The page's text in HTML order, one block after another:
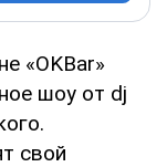
«OKBar»
шоу от dj
свой